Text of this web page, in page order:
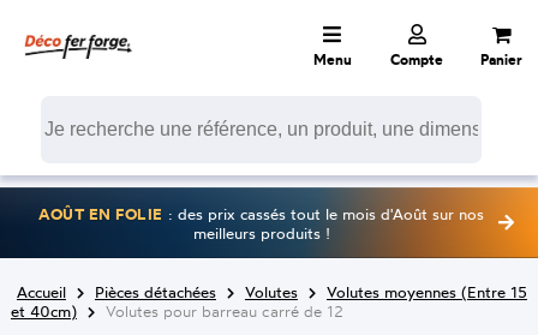
Menu Compte Panier
AOÛT EN FOLIE : des prix cassés tout le mois d'Août sur nos
meilleurs produits !
Accueil Pièces détachées Volutes
Volutes moyennes (Entre 15
et 40cm)
Volutes pour barreau carré de 12